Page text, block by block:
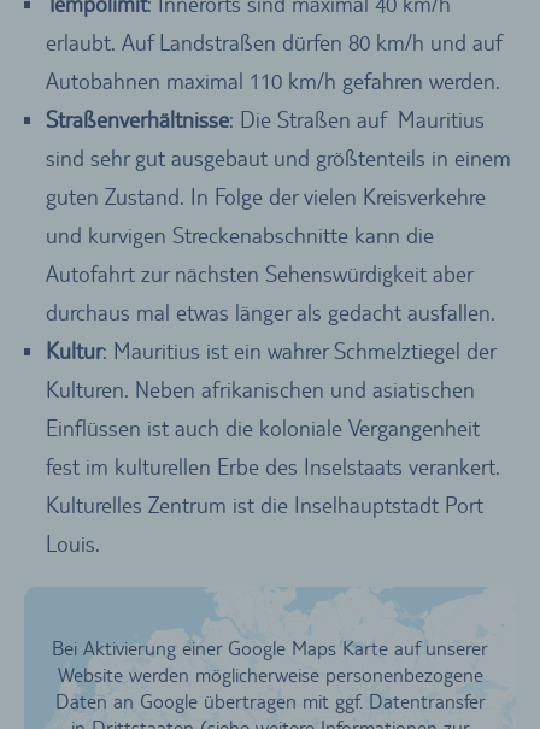
erlaubt. Auf Landstraßen dürfen 80 km/h und auf
Autobahnen maximal 110 km/h gefahren werden.
Straßenverhältnisse: Die Straßen auf Mauritius
sind sehr gut ausgebaut und größtenteils in einem
guten Zustand. In Folge der vielen Kreisverkehre
und kurvigen Streckenabschnitte kann die
Autofahrt zur nächsten Sehenswürdigkeit aber
durchaus mal etwas länger als gedacht ausfallen.
Kultur: Mauritius ist ein wahrer Schmelztiegel der
Kulturen. Neben afrikanischen und asiatischen
Einflüssen ist auch die koloniale Vergangenheit
fest im kulturellen Erbe des Inselstaats verankert.
Kulturelles Zentrum ist die Inselhauptstadt Port
Louis.
Bei Aktivierung einer Google Maps Karte auf unserer
Website werden möglicherweise personenbezogene
Daten an Google übertragen mit ggf. Datentransfer